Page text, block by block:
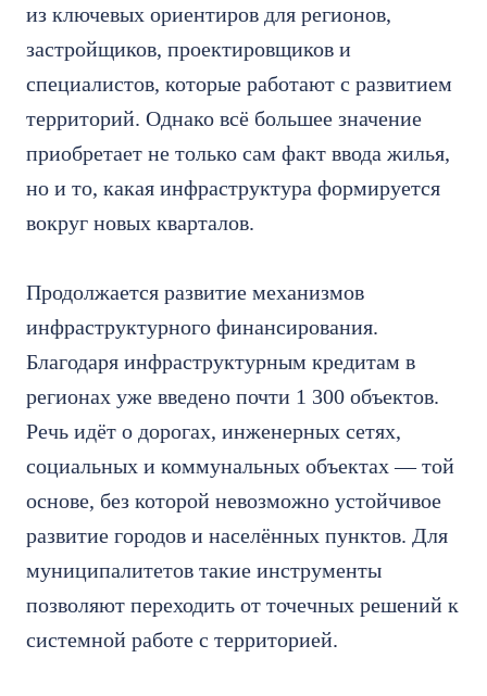
из ключевых ориентиров для регионов,
застройщиков, проектировщиков и
специалистов, которые работают с развитием
территорий. Однако всё большее значение
приобретает не только сам факт ввода жилья,
но и то, какая инфраструктура формируется
вокруг новых кварталов.
Продолжается развитие механизмов
инфраструктурного финансирования.
Благодаря инфраструктурным кредитам в
регионах уже введено почти 1 300 объектов.
Речь идёт о дорогах, инженерных сетях,
социальных и коммунальных объектах — той
основе, без которой невозможно устойчивое
развитие городов и населённых пунктов. Для
муниципалитетов такие инструменты
позволяют переходить от точечных решений к
системной работе с территорией.